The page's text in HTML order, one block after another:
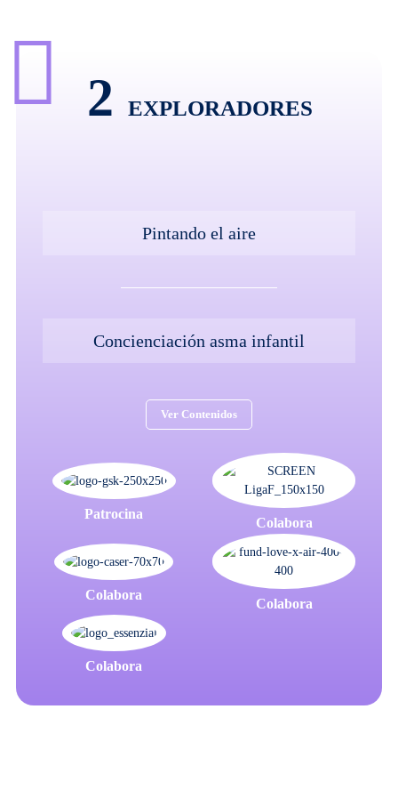
2 EXPLORADORES
Pintando el aire
Concienciación asma infantil
Ver Contenidos
Patrocina
Colabora
Colabora
Colabora
Colabora